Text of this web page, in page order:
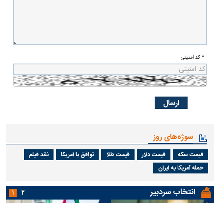
* کد امنیتی
سوژه‌های روز
قیمت سکه قیمت دلار قیمت طلا توافق با آمریکا
نقد فیلم
حمله آمریکا به ایران
انتخاب سردبیر ۱ ۲